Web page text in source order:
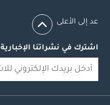
عد إلى الأعلى
اشترك في نشراتنا الإخبارية